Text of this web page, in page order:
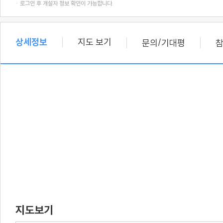
· 로그인 후 개설자 정보 확인이 가능합니다.
상세정보 지도 보기 문의/기대평
지도보기